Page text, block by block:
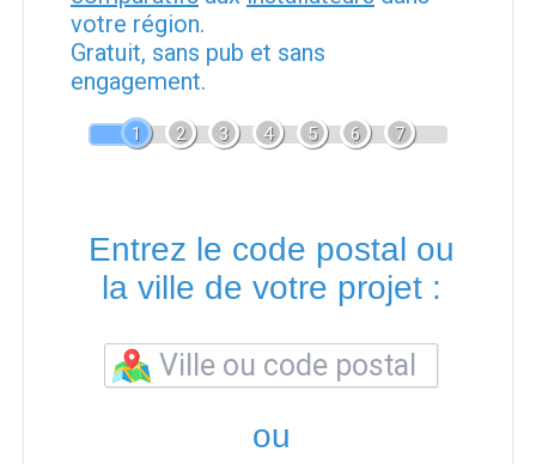
votre région.
Gratuit, sans pub et sans
engagement.
1 2 3 4 5 6 7
Entrez le code postal ou
la ville de votre projet :
ou